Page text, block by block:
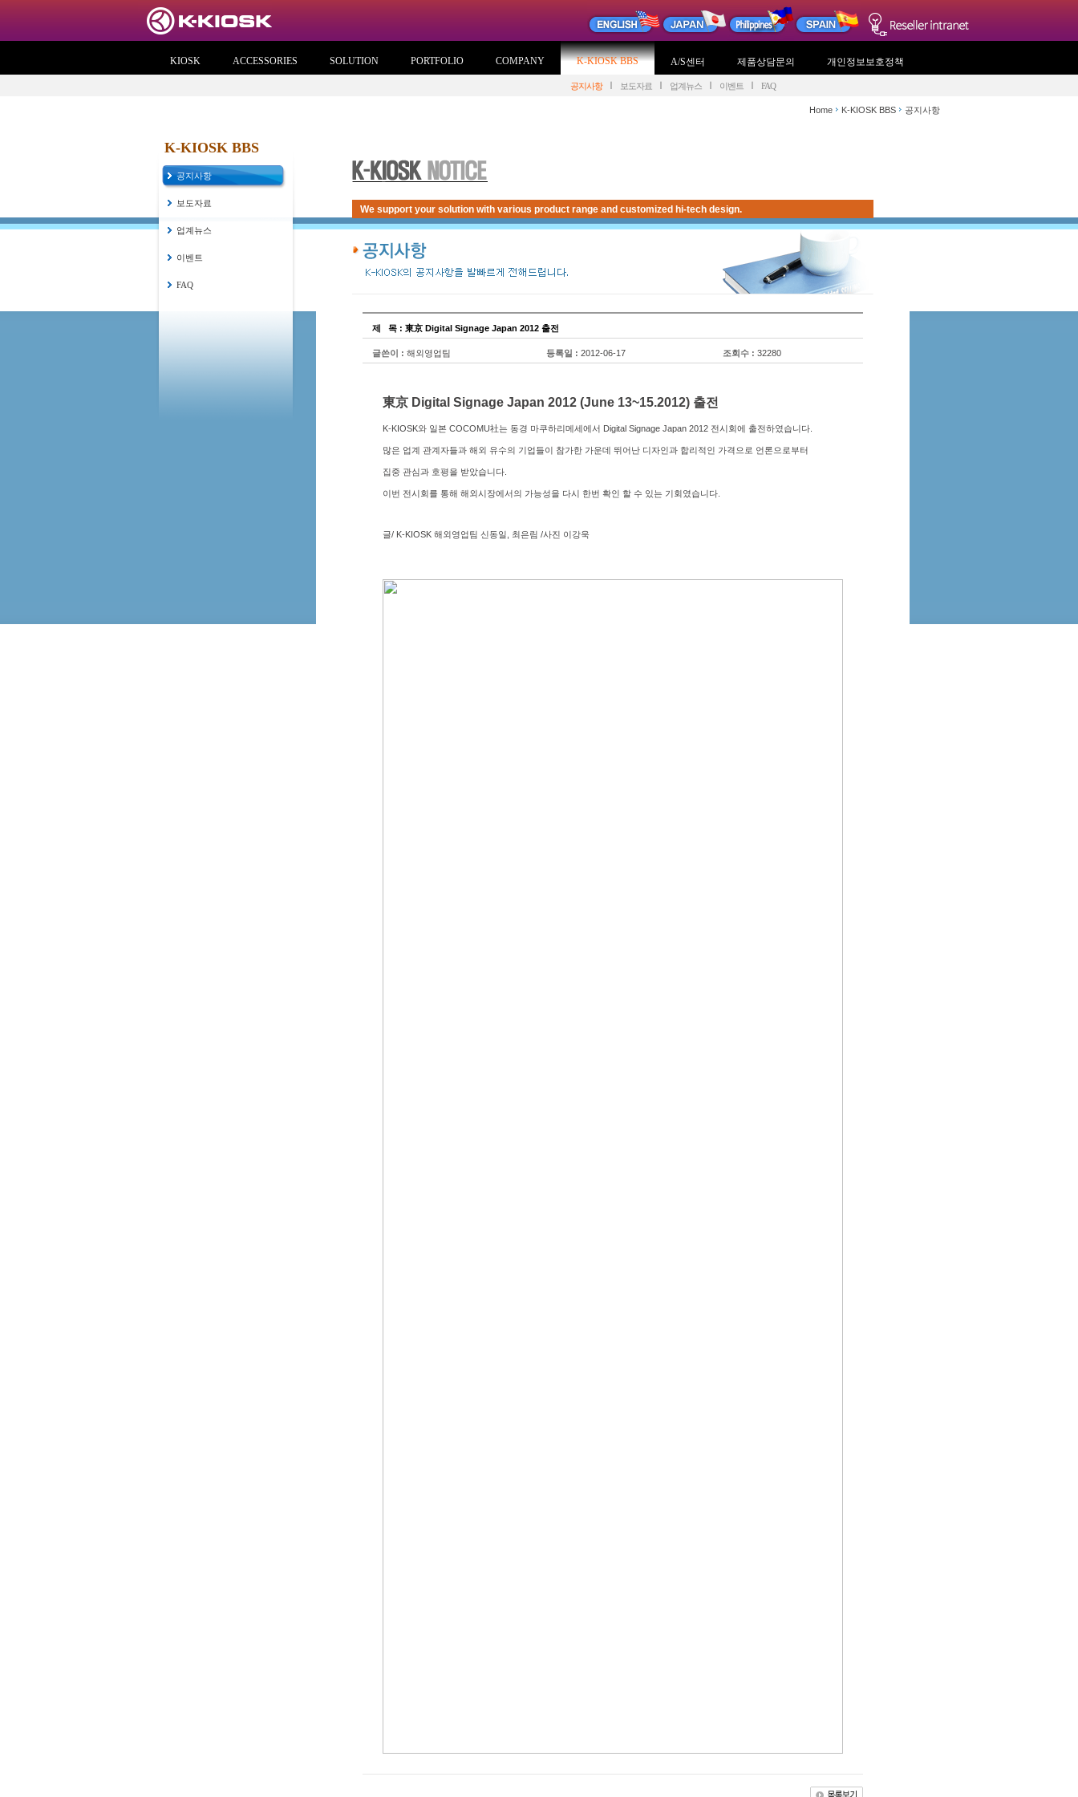
KIOSK ACCESSORIES SOLUTION PORTFOLIO COMPANY K-KIOSK BBS A/S센터 제품상담문의 개인정보보호정책
공지사항 보도자료 업계뉴스 이벤트 FAQ
Home K-KIOSK BBS 공지사항
K-KIOSK BBS
공지사항
보도자료
업계뉴스
이벤트
FAQ
We support your solution with various product range and customized hi-tech design.
제 목 : 東京 Digital Signage Japan 2012 출전
글쓴이 : 해외영업팀 등록일 : 2012-06-17 조회수 : 32280
東京 Digital Signage Japan 2012 (June 13~15.2012) 출전
K-KIOSK와 일본 COCOMU社는 동경 마쿠하리메세에서 Digital Signage Japan 2012 전시회에 출전하였습니다.
많은 업계 관계자들과 해외 유수의 기업들이 참가한 가운데 뛰어난 디자인과 합리적인 가격으로 언론으로부터
집중 관심과 호평을 받았습니다.
이번 전시회를 통해 해외시장에서의 가능성을 다시 한번 확인 할 수 있는 기회였습니다.
글/ K-KIOSK 해외영업팀 신동일, 최은림 /사진 이강욱